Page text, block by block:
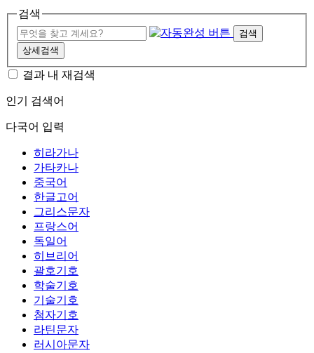
검색
검색
상세검색
결과 내 재검색
인기 검색어
다국어 입력
히라가나
가타카나
중국어
한글고어
그리스문자
프랑스어
독일어
히브리어
괄호기호
학술기호
기술기호
첨자기호
라틴문자
러시아문자